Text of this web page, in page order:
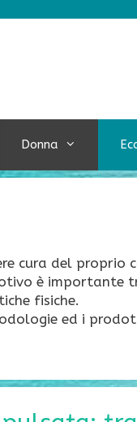
Donna
cura del
è importante
fisiche.
ed i